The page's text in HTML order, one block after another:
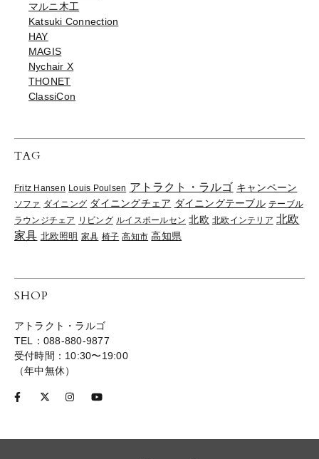
マルニ木工
Katsuki Connection
HAY
MAGIS
Nychair X
THONET
ClassiCon
TAG
Fritz Hansen Louis Poulsen アトラクト・ラルゴ キャンペーン
ソファ ダイニング ダイニングチェア ダイニングテーブル テーブル
ラウンジチェア リビング ルイスポールセン 北欧 北欧インテリア 北欧
家具 北欧照明 家具 椅子 高知市 高知県
SHOP
アトラクト・ラルゴ
TEL：088-880-9877
受付時間：10:30〜19:00
（年中無休）